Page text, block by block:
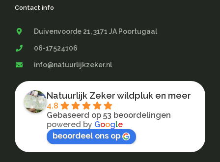
Contact info
Duivenvoorde 21, 3171 JA Poortugaal
06-17524106
info@natuurlijkzeker.nl
Natuurlijk Zeker wildpluk en meer
4.8
Gebaseerd op 53 beoordelingen
powered by Google
beoordeel ons op